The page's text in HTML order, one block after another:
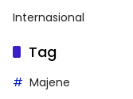
Internasional
Tag
Majene